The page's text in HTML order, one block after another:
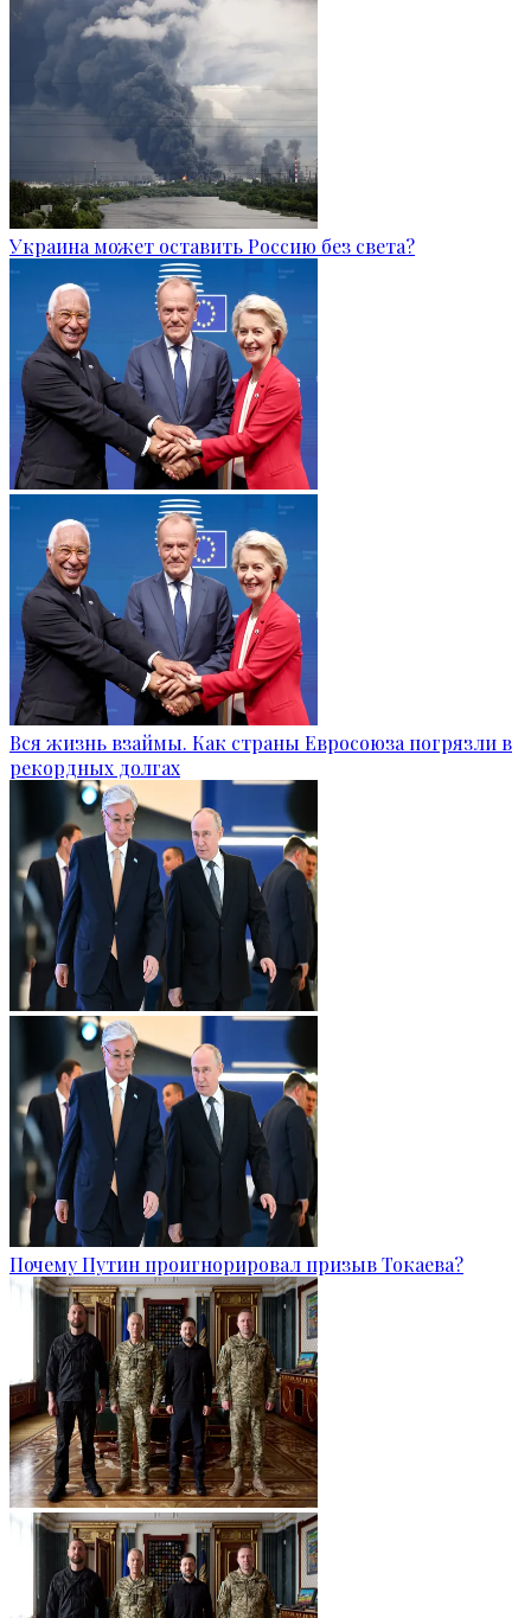
Украина может оставить Россию без света?
Вся жизнь взаймы. Как страны Евросоюза погрязли в
рекордных долгах
Почему Путин проигнорировал призыв Токаева?